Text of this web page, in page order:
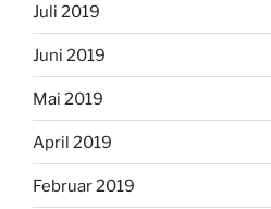
Juli 2019
Juni 2019
Mai 2019
April 2019
Februar 2019